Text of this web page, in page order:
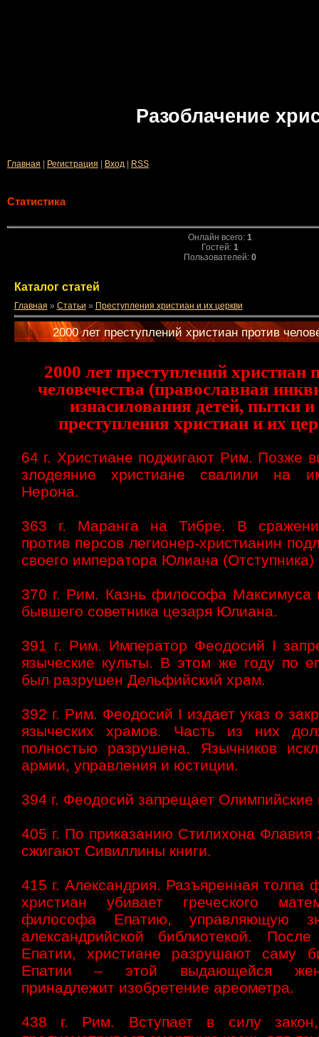
Разоблачение
Главная | Регистрация | Вход | RSS
Статистика
Онлайн всего: 1
Гостей: 1
Пользователей: 0
Каталог статей
Главная » Статьи » Преступления христиан и их церкви
2000 лет преступлений христиан против
2000 лет преступлений христиан
человечества (православная
изнасилования детей, пытки и
преступления христиан и их
64 г. Христиане поджигают Рим. Позже
злодеяние христиане свалили на
Нерона.
363 г. Маранга на Тибре. В
против персов легионер-христианин
своего императора Юлиана
370 г. Рим. Казнь философа Максимуса
бывшего советника цезаря Юлиана.
391 г. Рим. Император Феодосий I
языческие культы. В этом же году по
был разрушен Дельфийский храм.
392 г. Рим. Феодосий I издает указ о
языческих храмов. Часть из них
полностью разрушена. Язычников
армии, управления и юстиции.
394 г. Феодосий запрещает
405 г. По приказанию Стилихона Флавия
сжигают Сивиллины книги.
415 г. Александрия. Разъяренная толпа
христиан убивает греческого
философа Епатию, управляющую
александрийской библиотекой. После
Епатии, христиане разрушают саму
Епатии – этой выдающейся
принадлежит изобретение ареометра.
438 г. Рим. Вступает в силу